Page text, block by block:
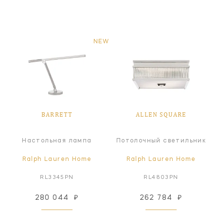
NEW
BARRETT
Настольная лампа
Ralph Lauren Home
RL3345PN
280 044 ₽
ALLEN SQUARE
Потолочный светильник
Ralph Lauren Home
RL4803PN
262 784 ₽